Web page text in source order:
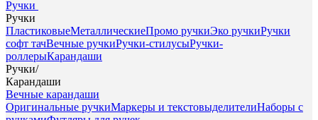
Ручки
Ручки
ПластиковыеМеталлическиеПромо ручкиЭко ручкиРучки
софт тачВечные ручкиРучки-стилусыРучки-
роллерыКарандаши
Ручки/
Карандаши
Вечные карандаши
Оригинальные ручкиМаркеры и текстовыделителиНаборы с